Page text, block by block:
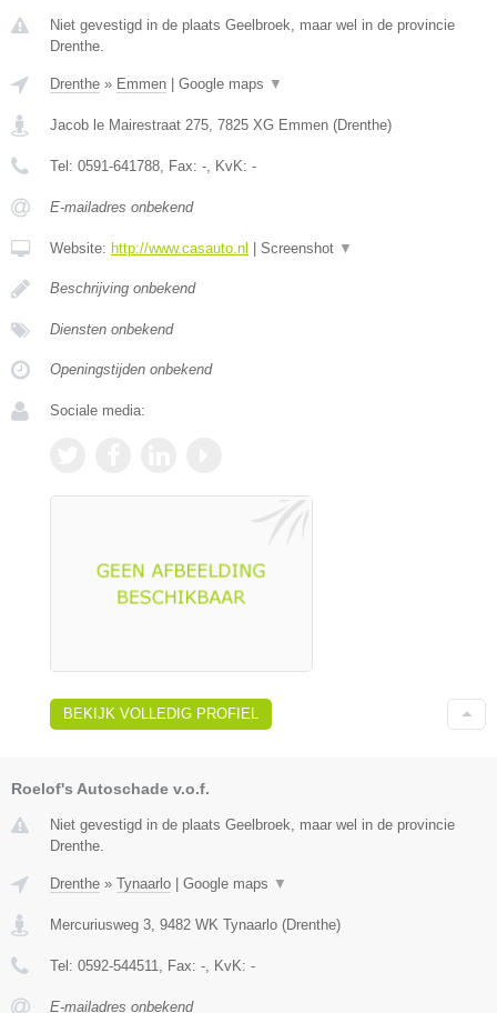
Niet gevestigd in de plaats Geelbroek, maar wel in de provincie
Drenthe.
Drenthe » Emmen Google maps ▼
Jacob le Mairestraat 275, 7825 XG Emmen (Drenthe)
Tel: 0591-641788, Fax: -, KvK: -
E-mailadres onbekend
Website: http://www.casauto.nl Screenshot ▼
Beschrijving onbekend
Diensten onbekend
Openingstijden onbekend
Sociale media:
BEKIJK VOLLEDIG PROFIEL
Roelof's Autoschade v.o.f.
Niet gevestigd in de plaats Geelbroek, maar wel in de provincie
Drenthe.
Drenthe » Tynaarlo Google maps ▼
Mercuriusweg 3 9482 WK Tynaarlo (Drenthe)
Tel: 0592-544511 , Fax: - , KvK: -
E-mailadres onbekend